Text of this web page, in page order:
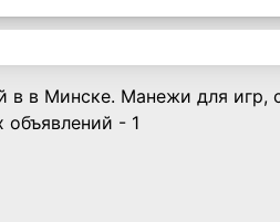
в Минске. Манежи для игр,
объявлений - 1